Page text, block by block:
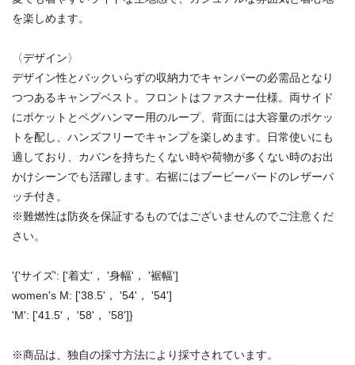
を楽しめます。
〈デザイン〉
デザイン性とバックいらずの収納力でキャンパーの必需品となり
つつあるキャンプベスト。フロントはファスナー仕様。両サイド
にポケットとペグハンマー用のループ、背面には大容量のポケッ
トを配し、ハンズフリーでキャンプを楽しめます。日常使いにも
適しており、カバンを持ちたくない時や荷物が多くない時のお出
かけシーンでも活躍します。右裾にはブービーバードのレザーパ
ッチ付き。
※難燃性は防炎を保証するものではございませんのでご注意くだ
さい。
'{'サイズ': ['着丈'， '身幅'， '裾幅']
women's M: ['38.5'， '54'， '54']
'M': ['41.5'， '58'， '58']}
※商品は、独自の採寸方法により採寸されています。